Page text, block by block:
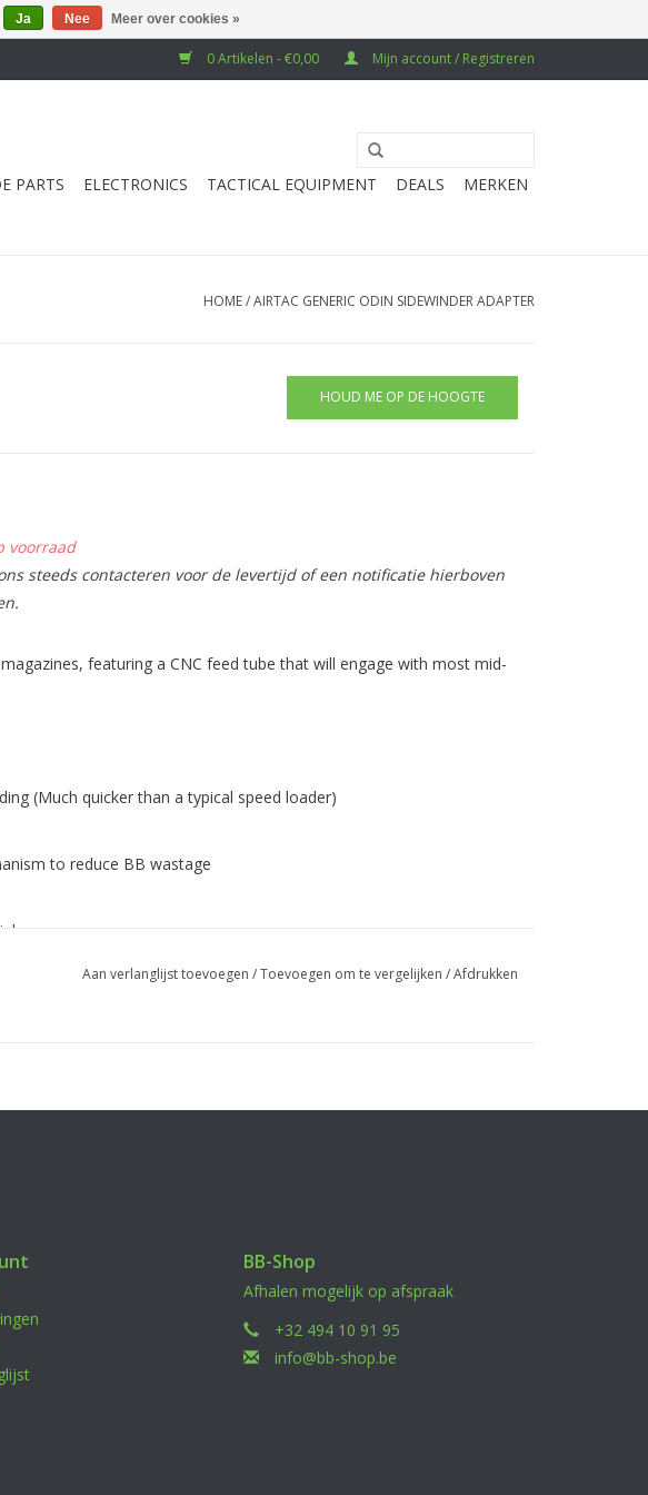
0 Artikelen - €0,00 Mijn account / Registreren
PARTS ELECTRONICS TACTICAL EQUIPMENT DEALS MERKEN
HOME/AIRTAC GENERIC ODIN SIDEWINDER ADAPTER
HOUD ME OP DE HOOGTE
voorraad
steeds contacteren voor de levertijd of een notificatie hierboven
featuring a CNC feed tube that will engage with most mid-
(Much quicker than a typical speed loader)
to reduce BB wastage
strain to your ODIN’s internals, especially the GBBR adapters.
Aan verlanglijst toevoegen /Toevoegen om te vergelijken /Afdrukken
BB-Shop
Afhalen mogelijk op afspraak
+32 494 10 91 95
info@bb-shop.be
Ja Nee Meer over cookies »